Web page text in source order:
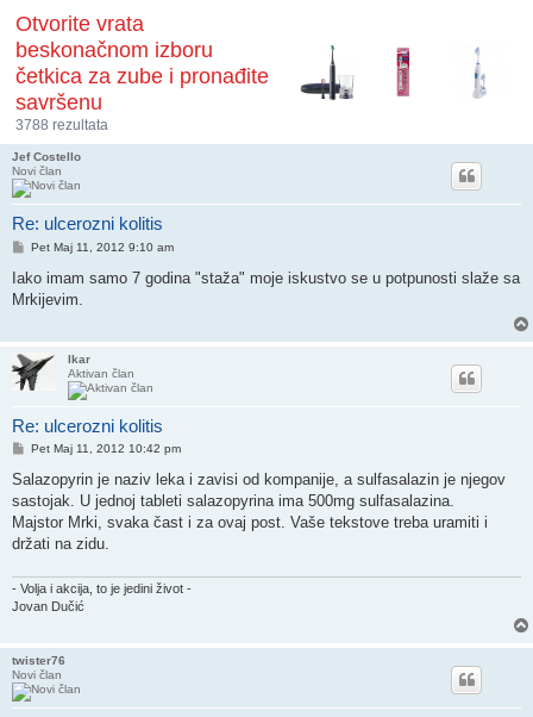
Otvorite vrata
beskonačnom izboru
četkica za zube i pronađite
savršenu
3788 rezultata
Jef Costello
Novi član
Re: ulcerozni kolitis
Post
Pet Maj 11, 2012 9:10 am
Iako imam samo 7 godina "staža" moje iskustvo se u potpunosti slaže sa
Mrkijevim.
Ikar
Aktivan član
Re: ulcerozni kolitis
Post
Pet Maj 11, 2012 10:42 pm
Salazopyrin je naziv leka i zavisi od kompanije, a sulfasalazin je njegov
sastojak. U jednoj tableti salazopyrina ima 500mg sulfasalazina.
Majstor Mrki, svaka čast i za ovaj post. Vaše tekstove treba uramiti i
držati na zidu.
- Volja i akcija, to je jedini život -
Jovan Dučić
twister76
Novi član